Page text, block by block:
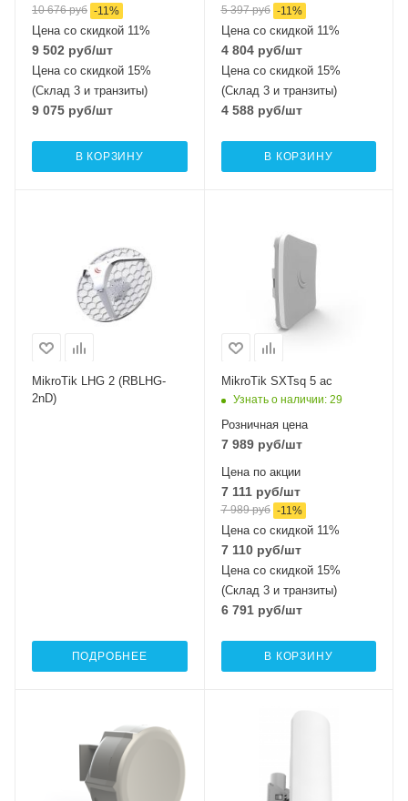
10 676руб -11 %
Цена со скидкой 11%
9 502 руб/шт
Цена со скидкой 15%
(Склад 3 и транзиты)
9 075 руб/шт
В КОРЗИНУ
5 397руб -11 %
Цена со скидкой 11%
4 804руб/шт
Цена со скидкой 15%
(Склад 3 и транзиты)
4 588руб/шт
В КОРЗИНУ
1x10/100 Mbps
Ethernet
Wi-Fi интерфейсы
MIMO2x2
MikroTik LHG 2 (RBLHG-
2nD)
ПОДРОБНЕЕ
интерфейсы
1xGigabit Ethernet
Wi-Fi интерфейсы
5 ГГц 802.11a/n/ac
MikroTik SXTsq 5 ac
Узнать о наличии: 29
Розничная цена
7 989руб/шт
Цена по акции
7 111руб/шт
7 989руб -11%
Цена со скидкой 11%
7 110руб/шт
Цена со скидкой 15%
(Склад 3 и транзиты)
6 791руб/шт
В КОРЗИНУ
интерфейсы
1xGigabit Ethernet
Wi-Fi интерфейсы
Wi-Fi интерфейсы